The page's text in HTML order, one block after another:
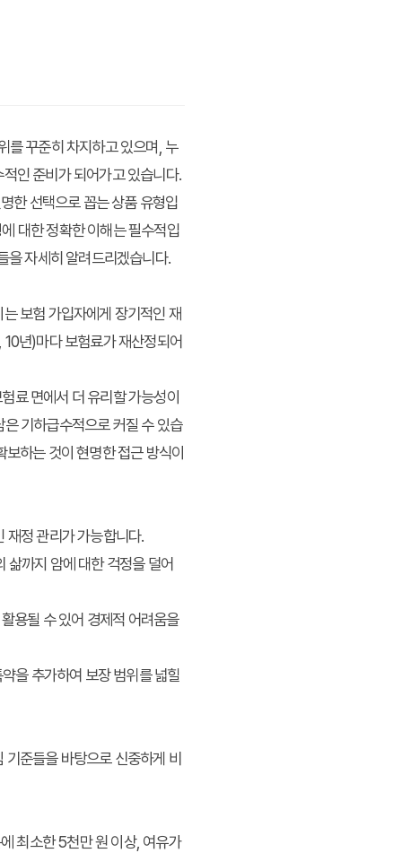
를 꾸준히 차지하고 있으며, 누
인 준비가 되어가고 있습니다.
한 선택으로 꼽는 상품 유형입
대한 정확한 이해는 필수적입
을 자세히 알려드리겠습니다.
보험 가입자에게 장기적인 재
년)마다 보험료가 재산정되어
료 면에서 더 유리할 가능성이
기하급수적으로 커질 수 있습
하는 것이 현명한 접근 방식이
재정 관리가 가능합니다.
까지 암에 대한 걱정을 덜어
용될 수 있어 경제적 어려움을
을 추가하여 보장 범위를 넓힐
준들을 바탕으로 신중하게 비
최소한 5천만 원 이상, 여유가